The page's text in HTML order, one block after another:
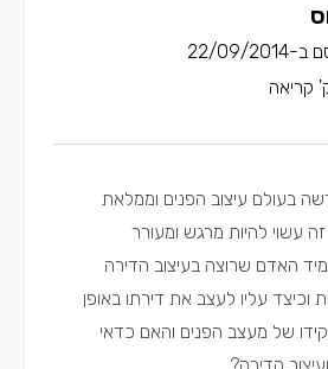
09/2014
בעולם עיצוב הפנים וממלאת
עשוי להיות מרגש ומעורר
האדם שרוצה בעיצוב הדירה
וכיצד עליו לעצב את דירתו באופן
של מעצב הפנים והאם כדאי